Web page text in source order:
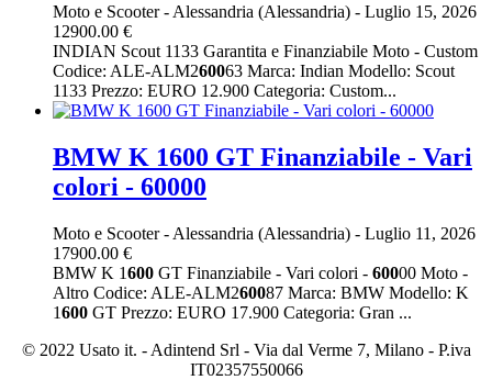
Moto e Scooter- Alessandria (Alessandria) - Luglio 15, 2026
12900.00 €
INDIAN Scout 1133 Garantita e Finanziabile Moto - Custom
Codice: ALE-ALM260063 Marca: Indian Modello: Scout
1133 Prezzo: EURO 12.900 Categoria: Custom...
BMW K 1600 GT Finanziabile - Vari
colori - 60000
Moto e Scooter- Alessandria (Alessandria) - Luglio 11, 2026
17900.00 €
BMW K 1600 GT Finanziabile - Vari colori - 60000 Moto -
Altro Codice: ALE-ALM260087 Marca: BMW Modello: K
1600 GT Prezzo: EURO 17.900 Categoria: Gran ...
© 2022 Usato it. - Adintend Srl - Via dal Verme 7, Milano - P.iva
IT02357550066